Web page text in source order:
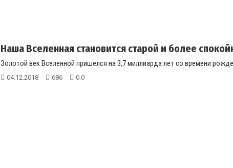
Наша Вселенная становится старой и более
Золотой век Вселенной пришелся на 3,7 миллиарда лет со времени
04.12.2018 686 0.0